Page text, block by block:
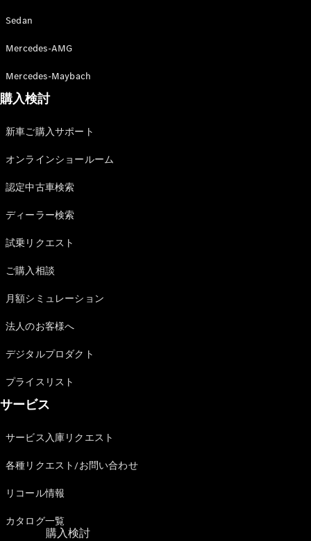
V-Class
スト
ショールー
ム
試乗リクエスト
購入検討
Sedan
Mercedes-AMG
Mercedes-Maybach
購入検討
新車ご購入サポート
オンラインショールーム
認定中古車検索
ディーラー検索
試乗リクエスト
ご購入相談
月額シミュレーション
法人のお客様へ
デジタルプロダクト
プライスリスト
サービス
サービス入庫リクエスト
各種リクエスト/お問い合わせ
リコール情報
カタログ一覧